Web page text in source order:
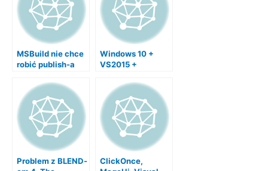
MSBuild nie chce
robić publish-a
Windows 10 +
VS2015 +
Problem z BLEND-
ClickOnce,